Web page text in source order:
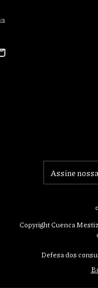
Copyright Cuenca
Defesa dos